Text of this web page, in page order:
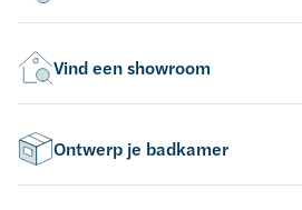
Vind een showroom
Ontwerp je badkamer